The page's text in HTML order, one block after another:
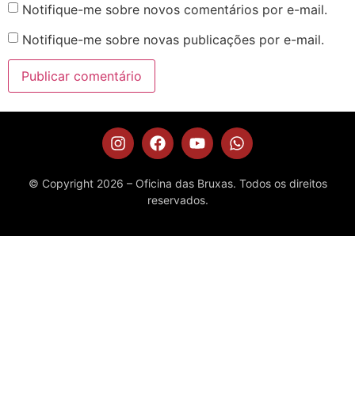
Notifique-me sobre novos comentários por e-mail.
Notifique-me sobre novas publicações por e-mail.
© Copyright 2026 – Oficina das Bruxas. Todos os direitos
reservados.